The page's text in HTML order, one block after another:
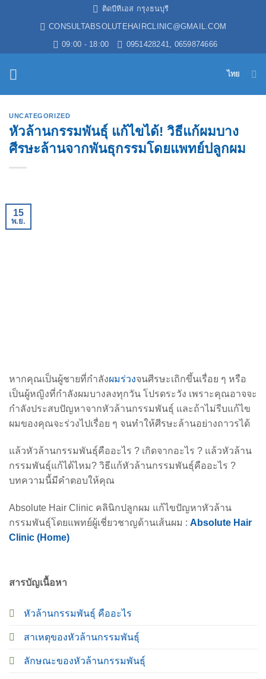
เนื้อหา
ติดบีทีเอส กรุงธนบุรี
CONSULTABSOLUTEHAIRCLINIC@GMAIL.COM
09:00 - 18:00
0951428241, 0659874666
ไทย
UNCATEGORIZED
หัวล้านกรรมพันธุ์ แก้ไขได้! วิธีแก้ผมบาง
ศีรษะล้านจากพันธุกรรมโดยแพทย์ปลูกผม
15
พ.ย.
หากคุณเป็นผู้ชายที่กำลังผมร่วงจนศีรษะเถิกขึ้นเรื่อย ๆ หรือ
เป็นผู้หญิงที่กำลังผมบางลงทุกวัน โปรดระวัง เพราะคุณอาจจะ
กำลังประสบปัญหาจากหัวล้านกรรมพันธุ์ และถ้าไม่รีบแก้ไข
ผมของคุณจะร่วงไปเรื่อย ๆ จนทำให้ศีรษะล้านอย่างถาวรได้
แล้วหัวล้านกรรมพันธุ์คืออะไร ? เกิดจากอะไร ? แล้วหัวล้าน
กรรมพันธุ์แก้ได้ไหม? วิธีแก้หัวล้านกรรมพันธุ์คืออะไร ?
บทความนี้มีคำตอบให้คุณ
Absolute Hair Clinic คลินิกปลูกผม แก้ไขปัญหาหัวล้าน
กรรมพันธุ์โดยแพทย์ผู้เชี่ยวชาญด้านเส้นผม : Absolute Hair
Clinic (Home)
สารบัญเนื้อหา
หัวล้านกรรมพันธุ์ คืออะไร
สาเหตุของหัวล้านกรรมพันธุ์
ลักษณะของหัวล้านกรรมพันธุ์